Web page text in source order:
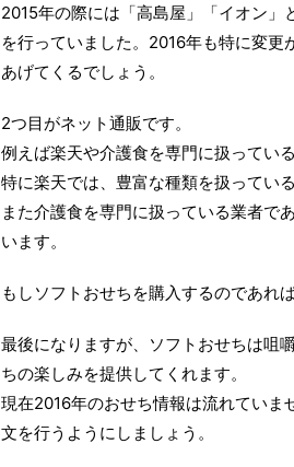
2015年の際には「高島屋」「イオン
を行っていました。2016年も特に変
あげてくるでしょう。
2つ目がネット通販です。
例えば楽天や介護食を専門に扱っている
特に楽天では、豊富な種類を扱ってい
また介護食を専門に扱っている業者で
います。
もしソフトおせちを購入するのであれ
最後になりますが、ソフトおせちは咀
ちの楽しみを提供してくれます。
現在2016年のおせち情報は流れていま
文を行うようにしましょう。